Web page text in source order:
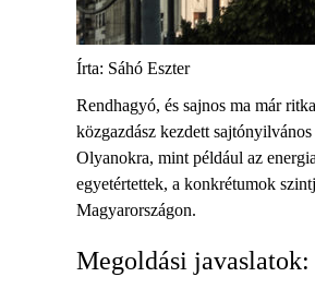
Írta: Sáhó Eszter
Rendhagyó, és sajnos ma már
közgazdász kezdett
Olyanokra, mint például az
egyetértettek, a konkrétumok
Magyarországon.
Megoldási